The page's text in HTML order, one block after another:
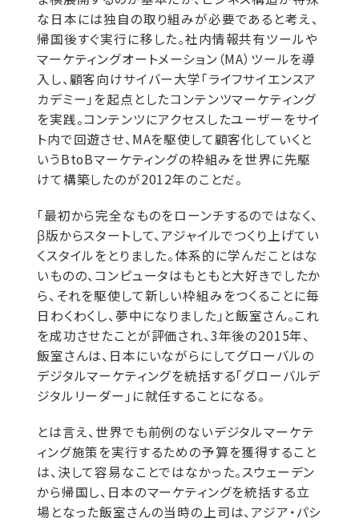
な日本には独自の取り組みが必要であると考え、
帰国後すぐ実行に移した。社内情報共有ツールや
マーケティングオートメーション（MA）ツールを導
入し、顧客向けサイバー大学「ライフサイエンスア
カデミー」を起点としたコンテンツマーケティング
を実践。コンテンツにアクセスしたユーザーをサイ
ト内で回遊させ、MAを駆使して顧客化していくと
いうBtoBマーケティングの枠組みを世界に先駆
けて構築したのが2012年のことだ。
「最初から完全なものをローンチするのではなく、
β版からスタートして、アジャイルでつくり上げてい
くスタイルをとりました。体系的に学んだことはな
いものの、コンピュータはもともと大好きでしたか
ら、それを駆使して新しい枠組みをつくることに毎
日わくわくし、夢中になりました」と飯室さん。これ
を成功させたことが評価され、3年後の2015年、
飯室さんは、日本にいながらにしてグローバルの
デジタルマーケティングを統括する「グローバルデ
ジタルリーダー」に就任することになる。
とは言え、世界でも前例のないデジタルマーケテ
ィング施策を実行するための予算を獲得すること
は、決して容易なことではなかった。スウェーデン
から帰国し、日本のマーケティングを統括する立
場となった飯室さんの当時の上司は、アジア・パシ